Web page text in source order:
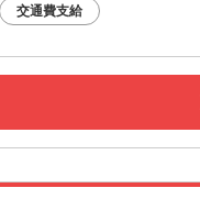
交通費支給